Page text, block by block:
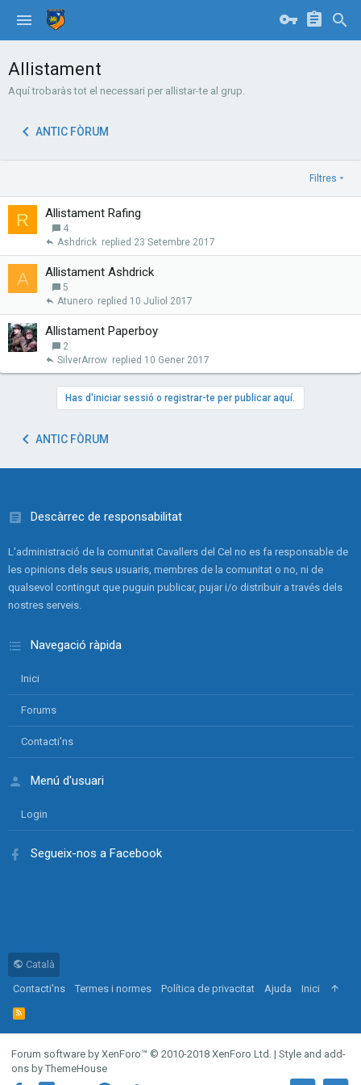
Allistament
Aquí trobaràs tot el necessari per allistar-te al grup.
ANTIC FÒRUM
Filtres
R Allistament Rafing
4
23 Setembre 2017
Ashdrick
A Allistament Ashdrick
5
10 Juliol 2017
Atunero
Allistament Paperboy
2
10 Gener 2017
SilverArrow
Has d'iniciar sessió o registrar-te per publicar aquí.
ANTIC FÒRUM
Descàrrec de responsabilitat
L'administració de la comunitat Cavallers del Cel no es fa responsable de
les opinions dels seus usuaris, membres de la comunitat o no, ni de
qualsevol contingut que puguin publicar, pujar i/o distribuir a través dels
nostres serveis.
Navegació ràpida
Inici
Forums
Contacti'ns
Menú d'usuari
Login
Segueix-nos a Facebook
Català
Contacti'ns
Termes i normes Política de privacitat Ajuda Inici
R
S
S
Forum software by XenForo™ © 2010-2018 XenForo Ltd. | Style and add-
ons by ThemeHouse